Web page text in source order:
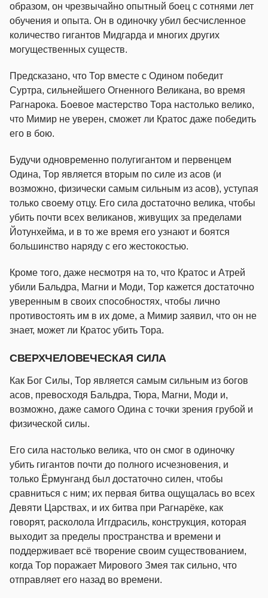
образом, он чрезвычайно опытный боец ​​​​с сотнями лет
обучения и опыта. Он в одиночку убил бесчисленное
количество гигантов Мидгарда и многих других
могущественных существ.
Предсказано, что Тор вместе с Одином победит
Суртра, сильнейшего Огненного Великана, во время
Рагнарока. Боевое мастерство Тора настолько велико,
что Мимир не уверен, сможет ли Кратос даже победить
его в бою.
Будучи одновременно полугигантом и первенцем
Одина, Тор является вторым по силе из асов (и
возможно, физически самым сильным из асов), уступая
только своему отцу. Его сила достаточно велика, чтобы
убить почти всех великанов, живущих за пределами
Йотунхейма, и в то же время его узнают и боятся
большинство наряду с его жестокостью.
Кроме того, даже несмотря на то, что Кратос и Атрей
убили Бальдра, Магни и Моди, Тор кажется достаточно
уверенным в своих способностях, чтобы лично
противостоять им в их доме, а Мимир заявил, что он не
знает, может ли Кратос убить Тора.
СВЕРХЧЕЛОВЕЧЕСКАЯ СИЛА
Как Бог Силы, Тор является самым сильным из богов
асов, превосходя Бальдра, Тюра, Магни, Моди и,
возможно, даже самого Одина с точки зрения грубой и
физической силы.
Его сила настолько велика, что он смог в одиночку
убить гигантов почти до полного исчезновения, и
только Ёрмунганд был достаточно силен, чтобы
сравниться с ним; их первая битва ощущалась во всех
Девяти Царствах, и их битва при Рагнарёке, как
говорят, расколола Иггдрасиль, конструкция, которая
выходит за пределы пространства и времени и
поддерживает всё творение своим существованием,
когда Тор поражает Мирового Змея так сильно, что
отправляет его назад во времени.